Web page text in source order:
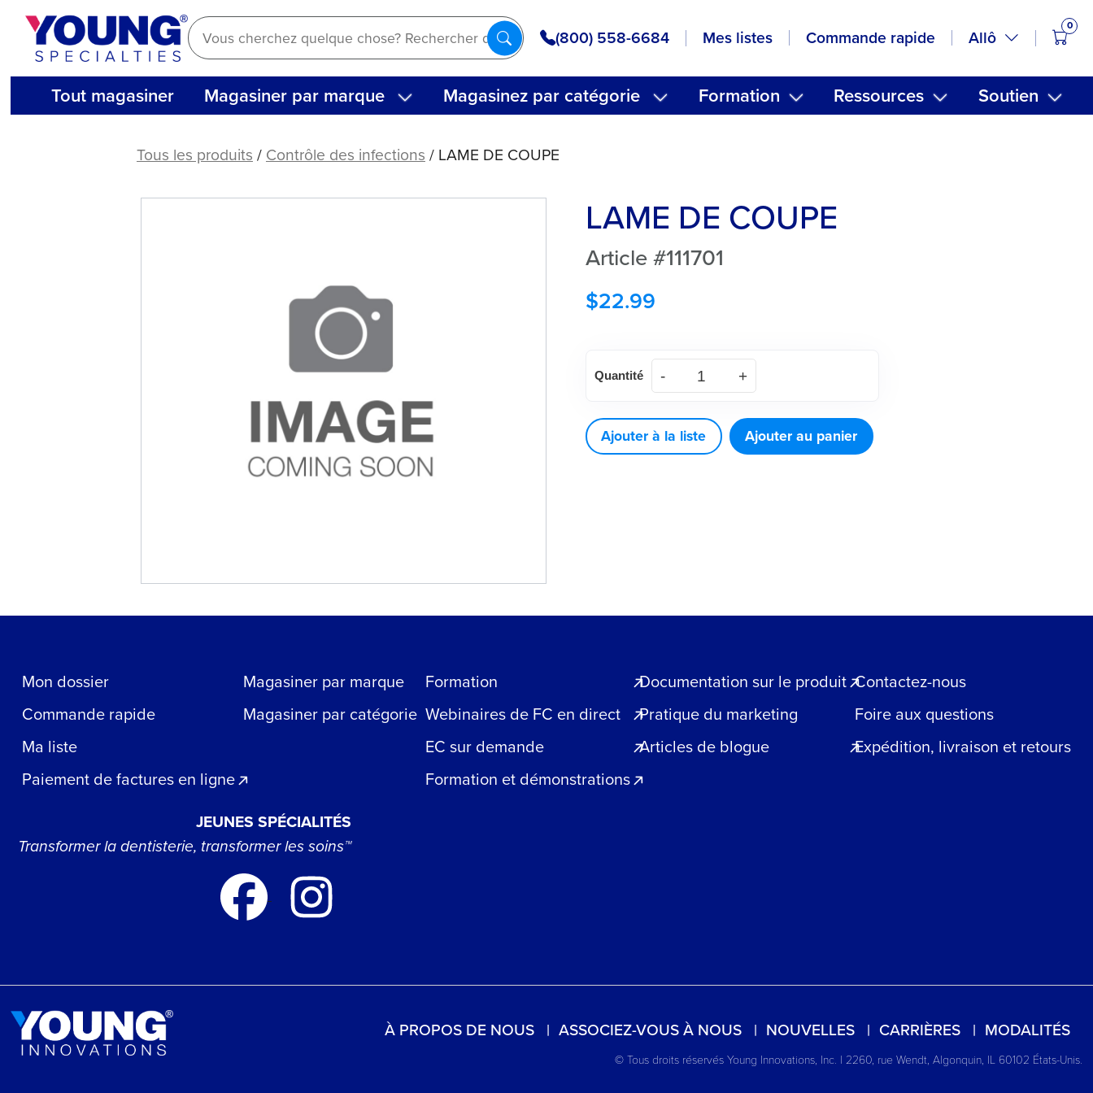
Aller
contenu
(800) 558-6684 Mes listes Commande rapide Allô
0
Tout magasiner Magasiner par marque Magasinez par catégorie Formation Ressources Soutien
Tous les produits/Contrôle des infections/ LAME DE COUPE
LAME DE COUPE
Article #111701
$22.99
de
DE
COUPE
Quantité
Ajouter à la liste Ajouter au panier
Mon dossier
Commande rapide
Ma liste
Paiement de factures en ligne
Magasiner par marque
Magasiner par catégorie
Formation
Webinaires de FC en direct
EC sur demande
Formation et démonstrations
Documentation sur le produit
Pratique du marketing
Articles de blogue
Contactez-nous
Foire aux questions
Expédition, livraison et retours
JEUNES SPÉCIALITÉS
Transformer la dentisterie, transformer les soins™
À PROPOS DE NOUS ASSOCIEZ-VOUS À NOUS NOUVELLES CARRIÈRES MODALITÉS
© Tous droits réservés Young Innovations, Inc. | 2260, rue Wendt, Algonquin, IL 60102 États-Unis.